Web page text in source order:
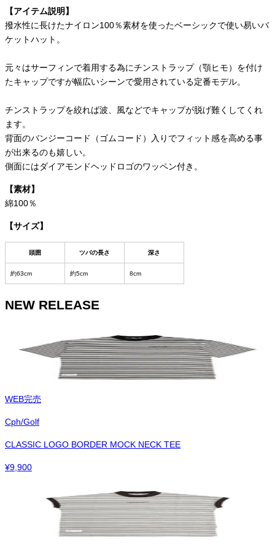
【アイテム説明】
撥水性に長けたナイロン100％素材を使ったベーシックで使い易いバ
ケットハット。
元々はサーフィンで着用する為にチンストラップ（顎ヒモ）を付け
たキャップですが幅広いシーンで愛用されている定番モデル。
チンストラップを絞れば波、風などでキャップが脱げ難くしてくれ
ます。
背面のバンジーコード（ゴムコード）入りでフィット感を高める事
が出来るのも嬉しい。
側面にはダイアモンドヘッドロゴのワッペン付き。
【素材】
綿100％
【サイズ】
頭囲 ツバの長さ 深さ
約63cm 約5cm 8cm
NEW RELEASE
WEB完売
Cph/Golf
CLASSIC LOGO BORDER MOCK NECK TEE
¥9,900